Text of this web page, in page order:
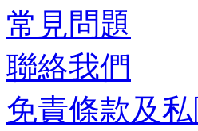
常見問題
聯絡我們
免責條款及